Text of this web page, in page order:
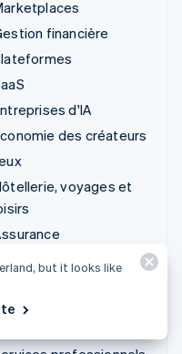
financière
d'IA
des créateurs
voyages et
à but non
but it looks like